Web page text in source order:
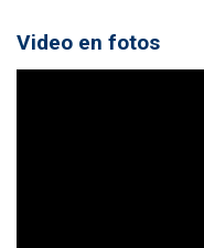
Video en fotos